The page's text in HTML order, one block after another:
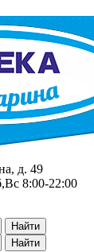
д. 49
8:00-22:00
Найти
Найти